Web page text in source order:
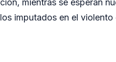
mientras se esperan
imputados en el